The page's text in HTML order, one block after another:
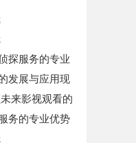
探服务的专业
发展与应用现
来影视观看的
务的专业优势